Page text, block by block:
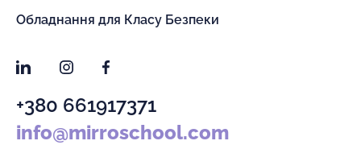
Обладнання для Класу Безпеки
LinkedInInstagramFacebook
+380 661917371
info@mirroschool.com